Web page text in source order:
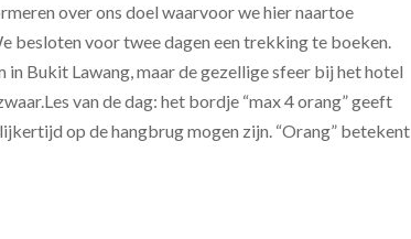
over ons doel waarvoor we hier naartoe
besloten voor twee dagen een trekking te boeken.
Bukit Lawang, maar de gezellige sfeer bij het hotel
van de dag: het bordje “max 4 orang” geeft
op de hangbrug mogen zijn. “Orang” betekent